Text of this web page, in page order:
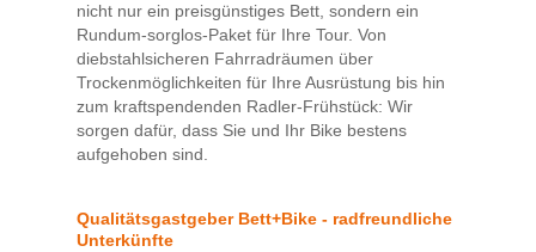
nicht nur ein preisgünstiges Bett, sondern ein
Rundum-sorglos-Paket für Ihre Tour. Von
diebstahlsicheren Fahrradräumen über
Trockenmöglichkeiten für Ihre Ausrüstung bis hin
zum kraftspendenden Radler-Frühstück: Wir
sorgen dafür, dass Sie und Ihr Bike bestens
aufgehoben sind.
Qualitätsgastgeber Bett+Bike - radfreundliche
Unterkünfte